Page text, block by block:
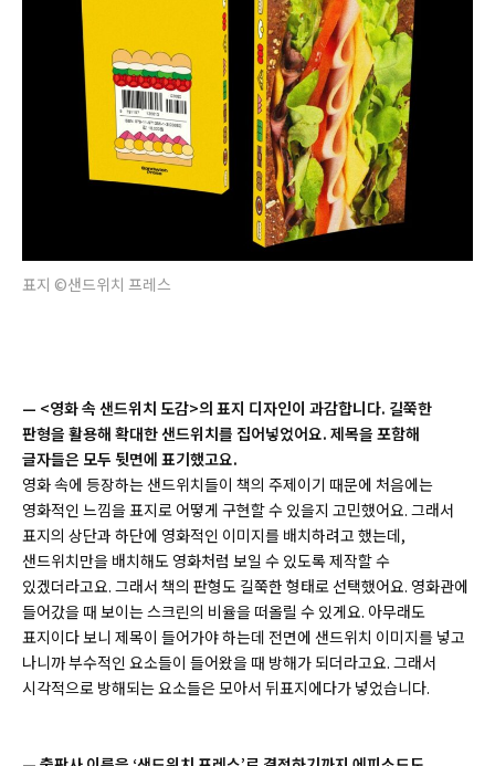
표지 ©샌드위치 프레스
— <영화 속 샌드위치 도감>의 표지 디자인이 과감합니다. 길쭉한
판형을 활용해 확대한 샌드위치를 집어넣었어요. 제목을 포함해
글자들은 모두 뒷면에 표기했고요.
영화 속에 등장하는 샌드위치들이 책의 주제이기 때문에 처음에는
영화적인 느낌을 표지로 어떻게 구현할 수 있을지 고민했어요. 그래서
표지의 상단과 하단에 영화적인 이미지를 배치하려고 했는데,
샌드위치만을 배치해도 영화처럼 보일 수 있도록 제작할 수
있겠더라고요. 그래서 책의 판형도 길쭉한 형태로 선택했어요. 영화관에
들어갔을 때 보이는 스크린의 비율을 떠올릴 수 있게요. 아무래도
표지이다 보니 제목이 들어가야 하는데 전면에 샌드위치 이미지를 넣고
나니까 부수적인 요소들이 들어왔을 때 방해가 되더라고요. 그래서
시각적으로 방해되는 요소들은 모아서 뒤표지에다가 넣었습니다.